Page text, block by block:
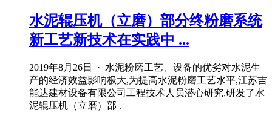
水泥辊压机（立磨）部分终粉磨系统
新工艺新技术在实践中 ...
2019年8月26日 · 水泥粉磨工艺、设备的优劣对水泥生
产的经济效益影响极大,为提高水泥粉磨工艺水平,江苏吉
能达建材设备有限公司工程技术人员潜心研究,研发了水
泥辊压机（立磨）部 .